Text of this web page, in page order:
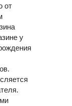
от
у